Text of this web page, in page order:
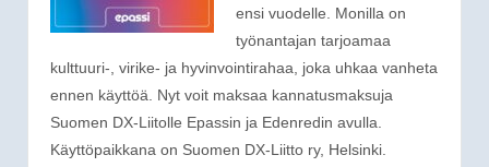
ensi vuodelle. Monilla on
työnantajan tarjoamaa
kulttuuri-, virike- ja hyvinvointirahaa, joka uhkaa vanheta
ennen käyttöä. Nyt voit maksaa kannatusmaksuja
Suomen DX-Liitolle Epassin ja Edenredin avulla.
Käyttöpaikkana on Suomen DX-Liitto ry, Helsinki.